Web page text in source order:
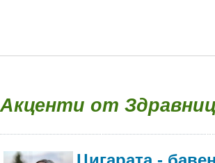
Акценти от